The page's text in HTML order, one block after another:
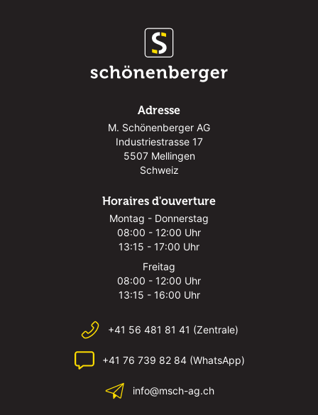
Adresse
M. Schönenberger AG
Industriestrasse 17
5507 Mellingen
Schweiz
Horaires d'ouverture
Montag - Donnerstag
08:00 - 12:00 Uhr
13:15 - 17:00 Uhr
Freitag
08:00 - 12:00 Uhr
13:15 - 16:00 Uhr
+41 56 481 81 41 (Zentrale)
+41 76 739 82 84 (WhatsApp)
info@msch-ag.ch